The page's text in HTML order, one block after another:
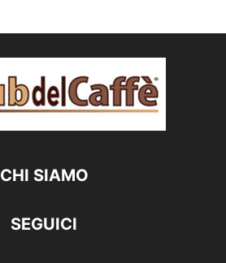
CHI SIAMO
SEGUICI